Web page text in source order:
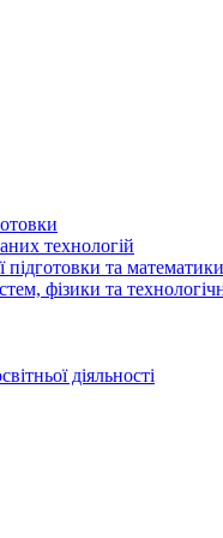
технологій
підготовки та математики
фізики та
діяльності